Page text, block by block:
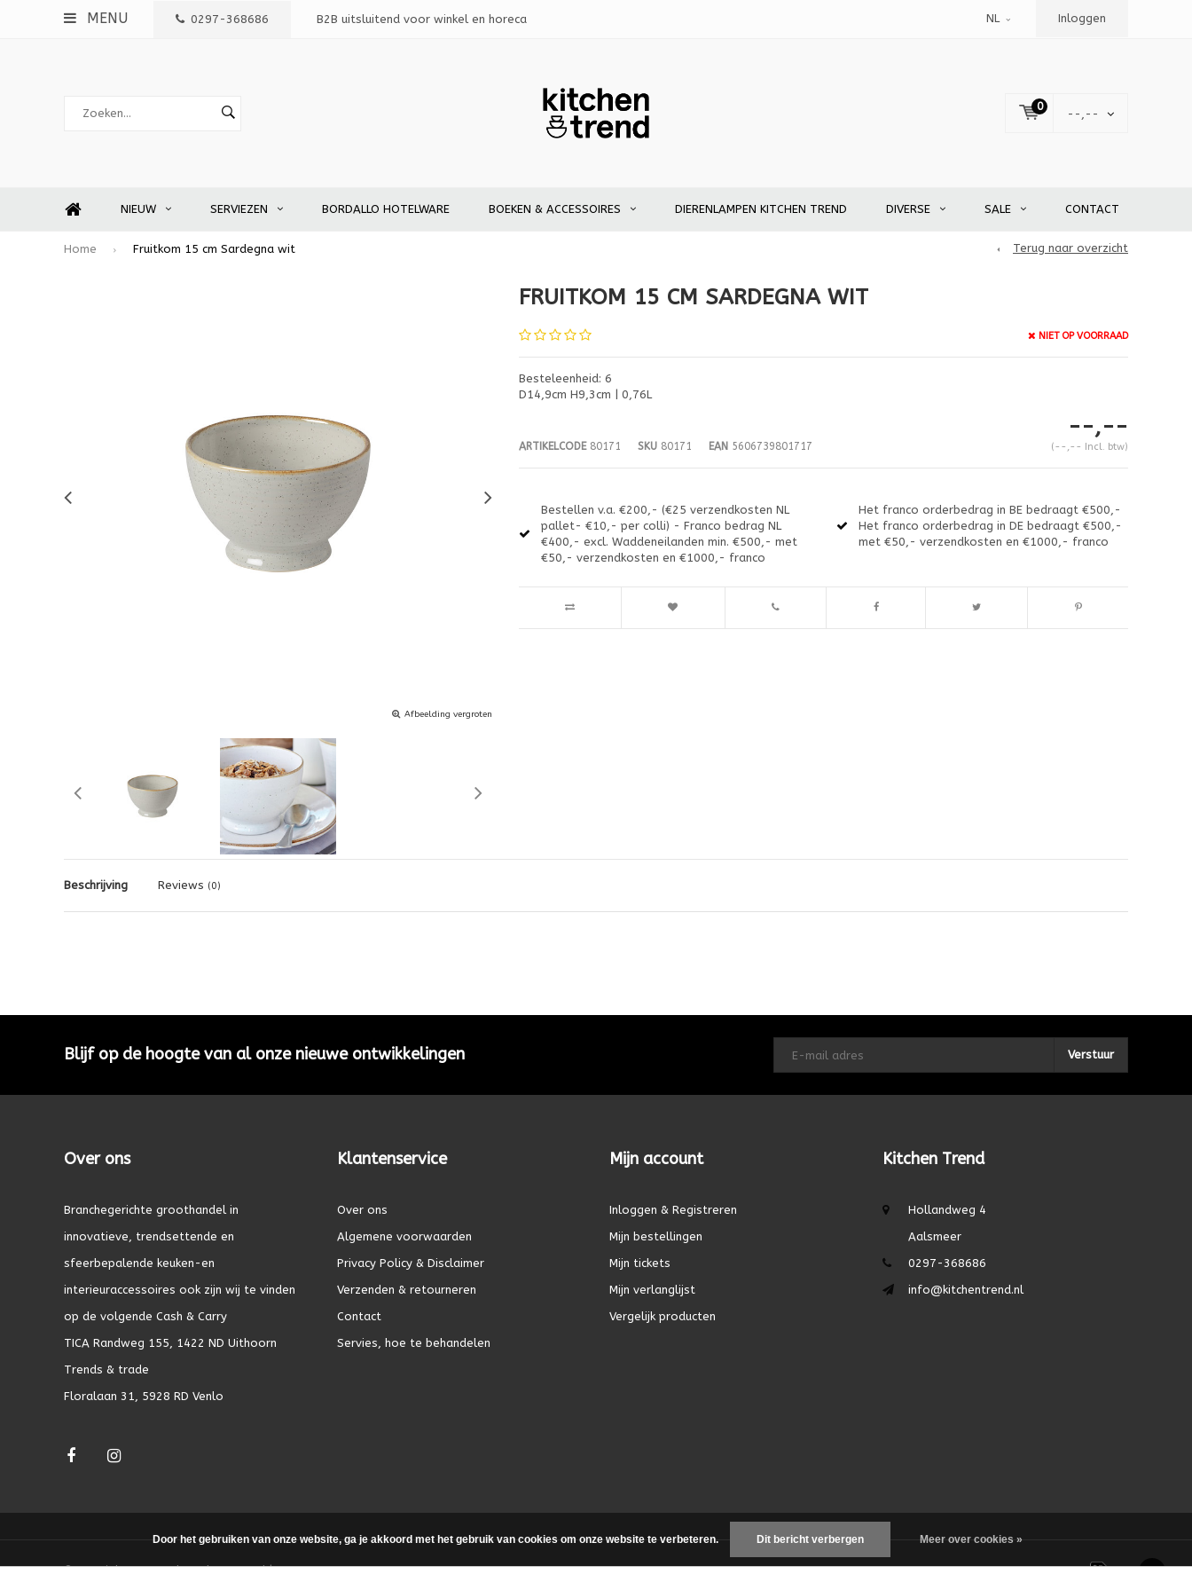
MENU 0297-368686 B2B uitsluitend voor winkel en horeca NL Inloggen
0
--,--
NIEUW SERVIEZEN BORDALLO HOTELWARE BOEKEN & ACCESSOIRES DIERENLAMPEN KITCHEN TREND DIVERSE SALE CONTACT
Home Fruitkom 15 cm Sardegna wit Terug naar overzicht
Afbeelding vergroten
FRUITKOM 15 CM SARDEGNA WIT
NIET OP VOORRAAD
Besteleenheid: 6
D14,9cm H9,3cm | 0,76L
ARTIKELCODE80171 SKU80171 EAN5606739801717
--,--
(--,-- Incl. btw)
Bestellen v.a. €200,- (€25 verzendkosten NL
pallet- €10,- per colli) - Franco bedrag NL
€400,- excl. Waddeneilanden min. €500,- met
€50,- verzendkosten en €1000,- franco
Het franco orderbedrag in BE bedraagt €500,-
Het franco orderbedrag in DE bedraagt €500,-
met €50,- verzendkosten en €1000,- franco
Beschrijving Reviews (0)
Blijf op de hoogte van al onze nieuwe ontwikkelingen Verstuur
Over ons
Branchegerichte groothandel in
innovatieve, trendsettende en
sfeerbepalende keuken-en
interieuraccessoires ook zijn wij te vinden
op de volgende Cash & Carry
TICA Randweg 155, 1422 ND Uithoorn
Trends & trade
Floralaan 31, 5928 RD Venlo
Klantenservice
Over ons
Algemene voorwaarden
Privacy Policy & Disclaimer
Verzenden & retourneren
Contact
Servies, hoe te behandelen
Mijn account
Inloggen & Registreren
Mijn bestellingen
Mijn tickets
Mijn verlanglijst
Vergelijk producten
Kitchen Trend
Hollandweg 4
Aalsmeer
0297-368686
info@kitchentrend.nl
© Copyright 2026 - Theme byDMWS.nl|
Door het gebruiken van onze website, ga je akkoord met het gebruik van cookies om onze website te verbeteren. Dit bericht verbergen Meer over cookies »